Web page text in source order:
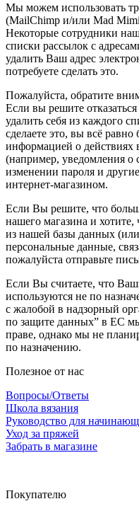
Мы можем использовать
(MailChimp и/или Mad
Некоторые сотрудники
списки рассылок с
удалить Ваш адрес
потребуете сделать это.
Пожалуйста, обратите
Если вы решите
удалить себя из каждого
сделаете это, вы всё равно
информацией о действиях
(например, уведомления о
изменении пароля и
интернет-магазином.
Если Вы решите, что
нашего магазина и
из нашей базы данных
персональные данные,
пожалуйста отправьте
Если Вы считаете, что
используются не по
с жалобой в надзорный
по защите данных” в ЕС
праве, однако мы не
по назначению.
Полезное от нас
Вопросы/Ответы
Школа вязания
Руководство для
Уход за пряжей
Забрать в магазине
Покупателю